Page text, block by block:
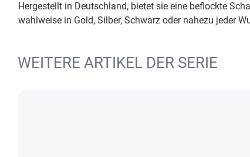
Hergestellt in Deutschland, bietet sie eine beflockte
wahlweise in Gold, Silber, Schwarz oder nahezu jeder
WEITERE ARTIKEL DER SERIE